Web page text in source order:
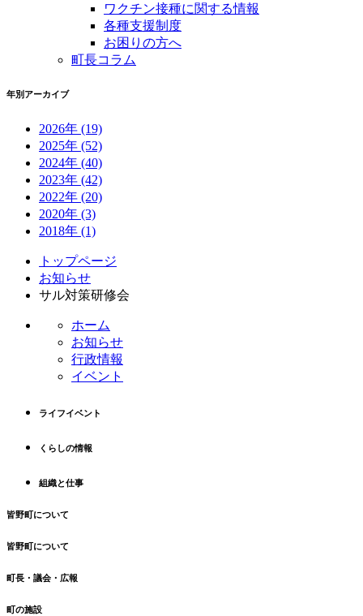
ワクチン接種に関する情報
各種支援制度
お困りの方へ
町長コラム
年別アーカイブ
2026年 (19)
2025年 (52)
2024年 (40)
2023年 (42)
2022年 (20)
2020年 (3)
2018年 (1)
トップページ
お知らせ
サル対策研修会
ホーム
お知らせ
行政情報
イベント
ライフイベント
くらしの情報
組織と仕事
皆野町について
皆野町について
町長・議会・広報
町の施設